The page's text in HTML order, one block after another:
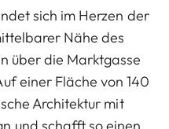
sich im Herzen der
Nähe des
über die Marktgasse
einer Fläche von 140
Architektur mit